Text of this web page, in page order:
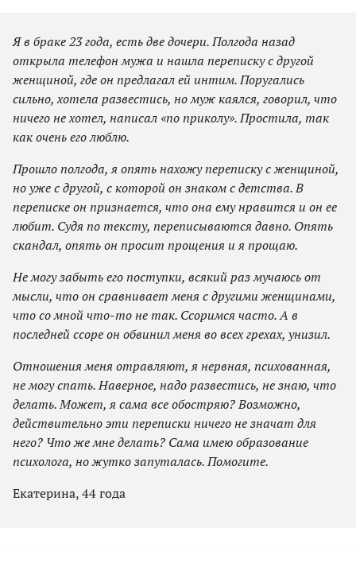
Я в браке 23 года, есть две дочери. Полгода назад
открыла телефон мужа и нашла переписку с другой
женщиной, где он предлагал ей интим. Поругались
сильно, хотела развестись, но муж каялся, говорил, что
ничего не хотел, написал «по приколу». Простила, так
как очень его люблю.
Прошло полгода, я опять нахожу переписку с женщиной,
но уже с другой, с которой он знаком с детства. В
переписке он признается, что она ему нравится и он ее
любит. Судя по тексту, переписываются давно. Опять
скандал, опять он просит прощения и я прощаю.
Не могу забыть его поступки, всякий раз мучаюсь от
мысли, что он сравнивает меня с другими женщинами,
что со мной что-то не так. Ссоримся часто. А в
последней ссоре он обвинил меня во всех грехах, унизил.
Отношения меня отравляют, я нервная, психованная,
не могу спать. Наверное, надо развестись, не знаю, что
делать. Может, я сама все обостряю? Возможно,
действительно эти переписки ничего не значат для
него? Что же мне делать? Сама имею образование
психолога, но жутко запуталась. Помогите.
Екатерина, 44 года